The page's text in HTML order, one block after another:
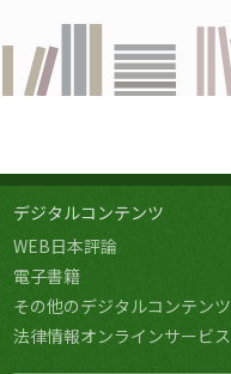
デジタルコンテンツ
WEB日本評論
電子書籍
その他のデジタルコンテンツ
法律情報オンラインサービス